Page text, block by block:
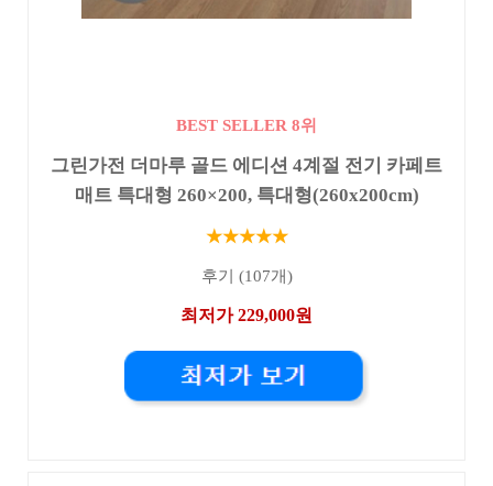
BEST SELLER 8위
그린가전 더마루 골드 에디션 4계절 전기 카페트
매트 특대형 260×200, 특대형(260x200cm)
★★★★★
후기 (107개)
최저가 229,000원